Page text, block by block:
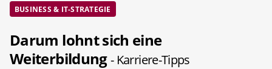
BUSINESS & IT-STRATEGIE
Darum lohnt sich eine
Weiterbildung- Karriere-Tipps